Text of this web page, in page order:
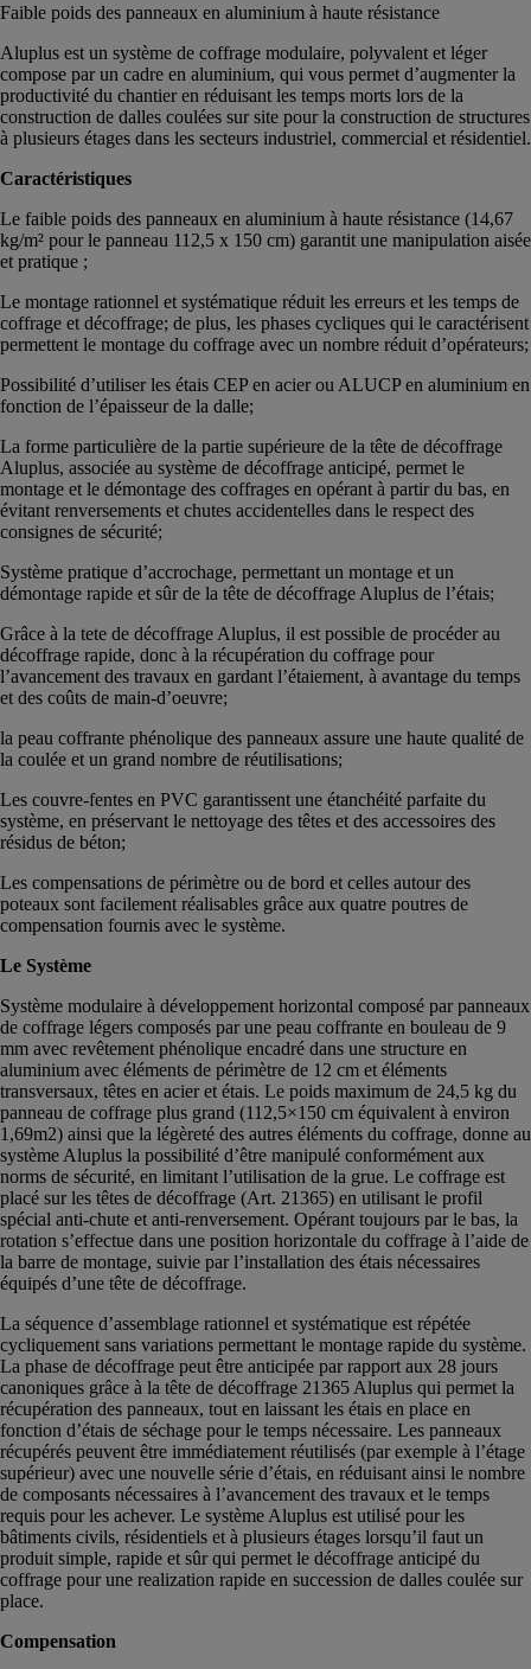
Faible poids des panneaux en aluminium à haute résistance
Aluplus est un système de coffrage modulaire, polyvalent et léger
compose par un cadre en aluminium, qui vous permet d’augmenter la
productivité du chantier en réduisant les temps morts lors de la
construction de dalles coulées sur site pour la construction de structures
à plusieurs étages dans les secteurs industriel, commercial et résidentiel.
Caractéristiques
Le faible poids des panneaux en aluminium à haute résistance (14,67
kg/m² pour le panneau 112,5 x 150 cm) garantit une manipulation aisée
et pratique ;
Le montage rationnel et systématique réduit les erreurs et les temps de
coffrage et décoffrage; de plus, les phases cycliques qui le caractérisent
permettent le montage du coffrage avec un nombre réduit d’opérateurs;
Possibilité d’utiliser les étais CEP en acier ou ALUCP en aluminium en
fonction de l’épaisseur de la dalle;
La forme particulière de la partie supérieure de la tête de décoffrage
Aluplus, associée au système de décoffrage anticipé, permet le
montage et le démontage des coffrages en opérant à partir du bas, en
évitant renversements et chutes accidentelles dans le respect des
consignes de sécurité;
Système pratique d’accrochage, permettant un montage et un
démontage rapide et sûr de la tête de décoffrage Aluplus de l’étais;
Grâce à la tete de décoffrage Aluplus, il est possible de procéder au
décoffrage rapide, donc à la récupération du coffrage pour
l’avancement des travaux en gardant l’étaiement, à avantage du temps
et des coûts de main-d’oeuvre;
la peau coffrante phénolique des panneaux assure une haute qualité de
la coulée et un grand nombre de réutilisations;
Les couvre-fentes en PVC garantissent une étanchéité parfaite du
système, en préservant le nettoyage des têtes et des accessoires des
résidus de béton;
Les compensations de périmètre ou de bord et celles autour des
poteaux sont facilement réalisables grâce aux quatre poutres de
compensation fournis avec le système.
Le Système
Système modulaire à développement horizontal composé par panneaux
de coffrage légers composés par une peau coffrante en bouleau de 9
mm avec revêtement phénolique encadré dans une structure en
aluminium avec éléments de périmètre de 12 cm et éléments
transversaux, têtes en acier et étais. Le poids maximum de 24,5 kg du
panneau de coffrage plus grand (112,5×150 cm équivalent à environ
1,69m2) ainsi que la légèreté des autres éléments du coffrage, donne au
système Aluplus la possibilité d’être manipulé conformément aux
norms de sécurité, en limitant l’utilisation de la grue. Le coffrage est
placé sur les têtes de décoffrage (Art. 21365) en utilisant le profil
spécial anti-chute et anti-renversement. Opérant toujours par le bas, la
rotation s’effectue dans une position horizontale du coffrage à l’aide de
la barre de montage, suivie par l’installation des étais nécessaires
équipés d’une tête de décoffrage.
La séquence d’assemblage rationnel et systématique est répétée
cycliquement sans variations permettant le montage rapide du système.
La phase de décoffrage peut être anticipée par rapport aux 28 jours
canoniques grâce à la tête de décoffrage 21365 Aluplus qui permet la
récupération des panneaux, tout en laissant les étais en place en
fonction d’étais de séchage pour le temps nécessaire. Les panneaux
récupérés peuvent être immédiatement réutilisés (par exemple à l’étage
supérieur) avec une nouvelle série d’étais, en réduisant ainsi le nombre
de composants nécessaires à l’avancement des travaux et le temps
requis pour les achever. Le système Aluplus est utilisé pour les
bâtiments civils, résidentiels et à plusieurs étages lorsqu’il faut un
produit simple, rapide et sûr qui permet le décoffrage anticipé du
coffrage pour une realization rapide en succession de dalles coulée sur
place.
Compensation